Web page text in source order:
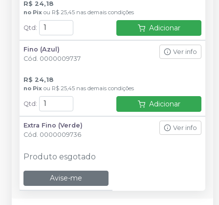
R$ 24,18
no Pix ou R$ 25,45 nas demais condições
Qtd : Adicionar
Fino (Azul)
Cód. 0000009737
Ver info
R$ 24,18
no Pix ou R$ 25,45 nas demais condições
Qtd : Adicionar
Extra Fino (Verde)
Cód. 0000009736
Ver info
Produto esgotado
Avise-me